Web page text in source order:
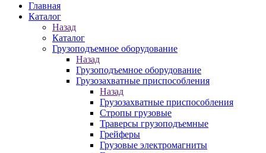
Главная
Каталог
Назад
Каталог
Грузоподъемное оборудование
Назад
Грузоподъемное оборудование
Грузозахватные приспособления
Назад
Грузозахватные приспособления
Стропы грузовые
Траверсы грузоподъемные
Грейферы
Грузовые электромагниты